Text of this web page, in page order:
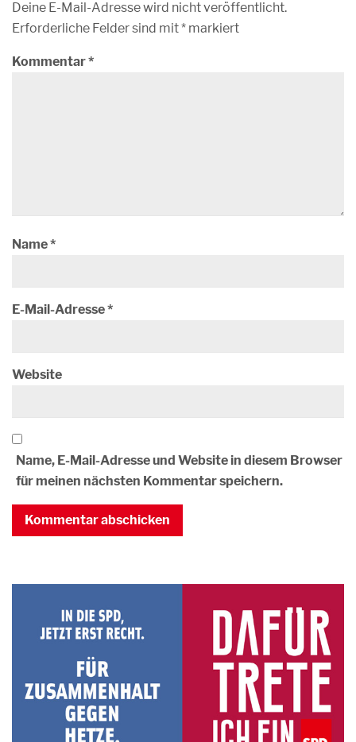
Deine E-Mail-Adresse wird nicht veröffentlicht.
Erforderliche Felder sind mit* markiert
Kommentar*
Name*
E-Mail-Adresse*
Website
Name, E-Mail-Adresse und Website in diesem Browser
für meinen nächsten Kommentar speichern.